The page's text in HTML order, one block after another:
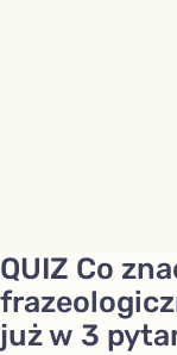
QUIZ Co
już w 3